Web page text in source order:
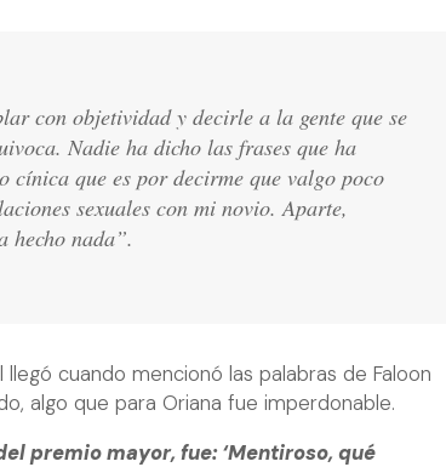
con objetividad y decirle a la gente que se
Nadie ha dicho las frases que ha
cínica que es por decirme que valgo poco
sexuales con mi novio. Aparte,
hecho nada”.
cuando mencionó las palabras de Faloon
algo que para Oriana fue imperdonable.
premio mayor, fue: ‘Mentiroso, qué